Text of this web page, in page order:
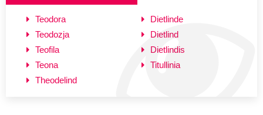
Teodora
Teodozja
Teofila
Teona
Theodelind
Dietlinde
Dietlind
Dietlindis
Titullinia